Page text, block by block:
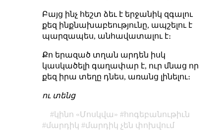
Բայց ինչ հեշտ ձեւ է երջանիկ զգալու
քեզ ինքնախաբեությունը, ապշելու է
պարզապես, անհավատալու է։
Քո երազած տղան արդեն իսկ
կասկածելի գաղափար է, ուր մնաց որ
քեզ իրա տեղը դնես, առանց լինելու։
ու տենց
կինո «Մոսկվա»
հոգեբանութիւն
մարդիկ
մարդիկ չեն փոխվում